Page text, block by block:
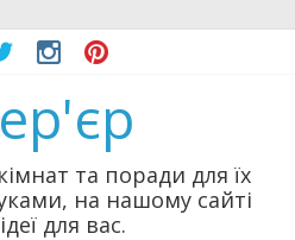
та поради для їх
на нашому сайті
для вас.